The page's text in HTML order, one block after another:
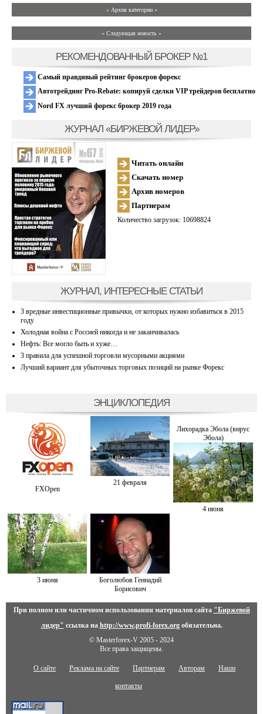
» Архив категории «
» Следующая новость »
РЕКОМЕНДОВАННЫЙ БРОКЕР №1
Самый правдивый рейтинг брокеров форекс
Автотрейдинг Pro-Rebate: копируй сделки VIP трейдеров бесплатно
Nord FX лучший форекс брокер 2019 года
ЖУРНАЛ «БИРЖЕВОЙ ЛИДЕР»
Читать онлайн
Скачать номер
Архив номеров
Партнерам
Количество загрузок: 10698824
ЖУРНАЛ, ИНТЕРЕСНЫЕ СТАТЬИ
3 вредные инвестиционные привычки, от которых нужно избавиться в 2015
году
Холодная война с Россией никогда и не заканчивалась
Нефть: Все могло быть и хуже…
3 правила для успешной торговли мусорными акциями
Лучший вариант для убыточных торговых позиций на рынке Форекс
ЭНЦИКЛОПЕДИЯ
FXOpen
21 февраля
Лихорадка Эбола (вирус
Эбола)
4 июня
3 июня
Боголюбов Геннадий
Борисович
При полном или частичном использовании материалов сайта "Биржевой
лидер" ссылка на http://www.profi-forex.orgобязательна.
© Masterforex-V 2005 - 2024
Все права защищены.
О сайте Реклама на сайте Партнерам Авторам Наши
контакты